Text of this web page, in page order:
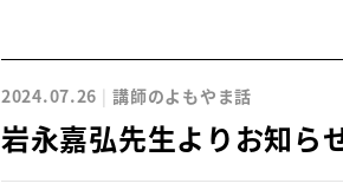
2024.07.26 講師のよもやま話
岩永嘉弘先生よりお知ら